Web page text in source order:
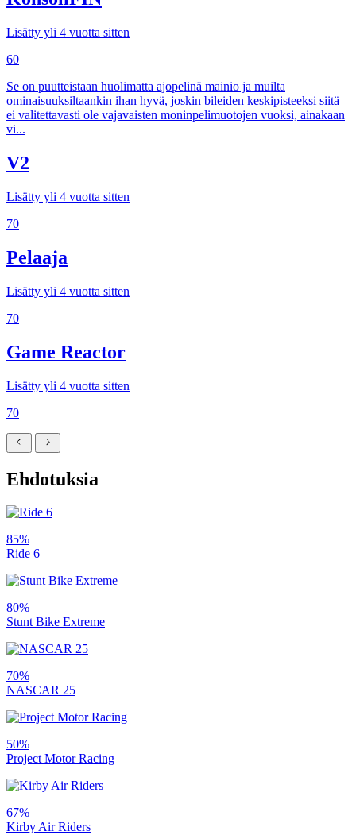
Lisätty yli 4 vuotta sitten
60
Se on puutteistaan huolimatta ajopelinä mainio ja muilta
ominaisuuksiltaankin ihan hyvä, joskin bileiden keskipisteeksi siitä
ei valitettavasti ole vajavaisten moninpelimuotojen vuoksi, ainakaan
vi...
V2
Lisätty yli 4 vuotta sitten
70
Pelaaja
Lisätty yli 4 vuotta sitten
70
Game Reactor
Lisätty yli 4 vuotta sitten
70
Ehdotuksia
85%
Ride 6
80%
Stunt Bike Extreme
70%
NASCAR 25
50%
Project Motor Racing
67%
Kirby Air Riders